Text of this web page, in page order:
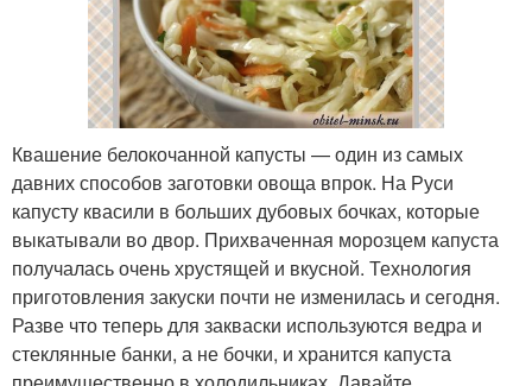
Квашение белокочанной капусты — один из самых
давних способов заготовки овоща впрок. На Руси
капусту квасили в больших дубовых бочках, которые
выкатывали во двор. Прихваченная морозцем капуста
получалась очень хрустящей и вкусной. Технология
приготовления закуски почти не изменилась и сегодня.
Разве что теперь для закваски используются ведра и
стеклянные банки, а не бочки, и хранится капуста